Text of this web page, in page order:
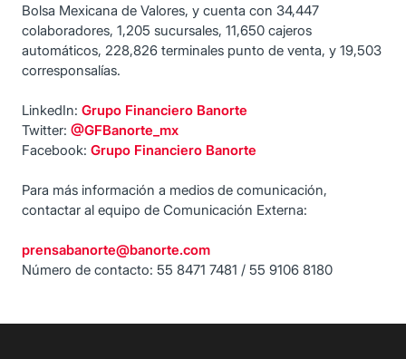
Bolsa Mexicana de Valores, y cuenta con 34,447
colaboradores, 1,205 sucursales, 11,650 cajeros
automáticos, 228,826 terminales punto de venta, y 19,503
corresponsalías.
LinkedIn: Grupo Financiero Banorte
Twitter: @GFBanorte_mx
Facebook: Grupo Financiero Banorte
Para más información a medios de comunicación,
contactar al equipo de Comunicación Externa:
prensabanorte@banorte.com
Número de contacto: 55 8471 7481 / 55 9106 8180